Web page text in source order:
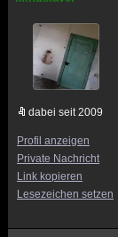
dabei seit 2009
Profil anzeigen
Private Nachricht
Link kopieren
Lesezeichen setzen